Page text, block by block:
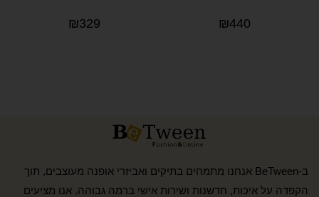
₪440
₪329
ב-BeTween אנחנו מתמחים בתיקים ואביזרי אופנה מעוצבים, תוך
הקפדה על איכות, חדשנות ושירות אישי ברמה גבוהה. אנו מציעים